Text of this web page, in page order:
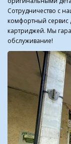
Сотрудничество с
комфортный сервис
картриджей. Мы
обслуживание!